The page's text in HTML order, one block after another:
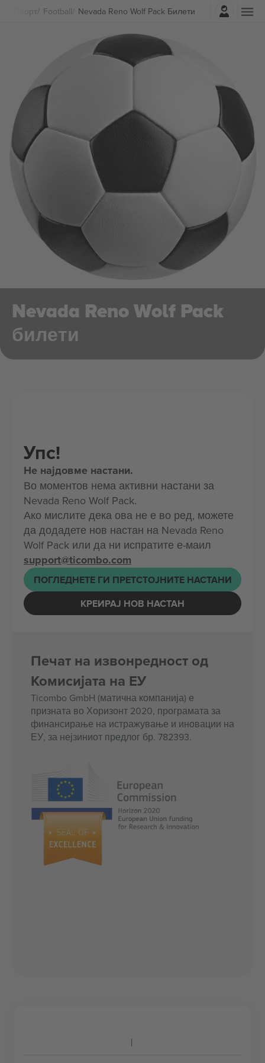
Спорт Football Nevada Reno Wolf Pack Билети
Најави се
Nevada Reno Wolf Pack
билети
Упс!
Не најдовме настани.
Во моментов нема активни настани за
Nevada Reno Wolf Pack.
Ако мислите дека ова не е во ред, можете
да додадете нов настан на Nevada Reno
Wolf Pack или да ни испратите е-маил
support@ticombo.com
ПОГЛЕДНЕТЕ ГИ ПРЕТСТОЈНИТЕ НАСТАНИ
КРЕИРАЈ НОВ НАСТАН
Печат на извонредност од
Комисијата на ЕУ
Ticombo GmbH (матична компанија) е
призната во Хоризонт 2020, програмата за
финансирање на истражување и иновации на
ЕУ, за нејзиниот предлог бр. 782393.